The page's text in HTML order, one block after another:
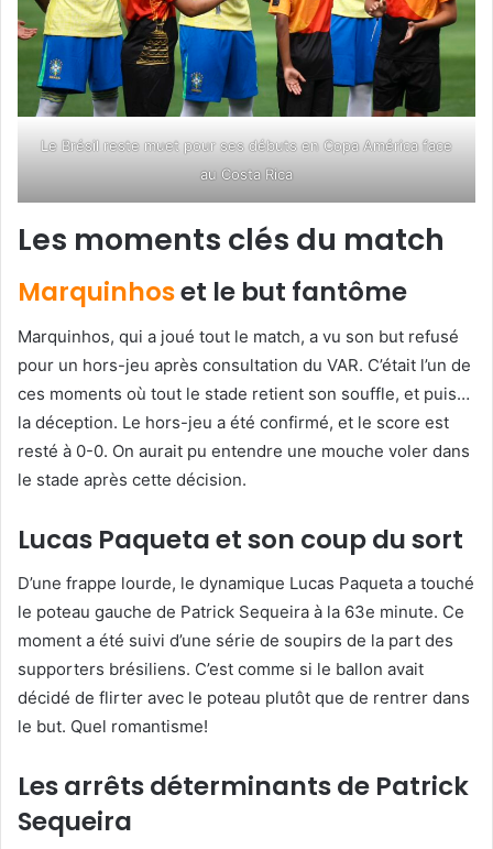
Le Brésil reste muet pour ses débuts en Copa América face
au Costa Rica
Les moments clés du match
Marquinhoset le but fantôme
Marquinhos, qui a joué tout le match, a vu son but refusé
pour un hors-jeu après consultation du VAR. C’était l’un de
ces moments où tout le stade retient son souffle, et puis…
la déception. Le hors-jeu a été confirmé, et le score est
resté à 0-0. On aurait pu entendre une mouche voler dans
le stade après cette décision.
Lucas Paqueta et son coup du sort
D’une frappe lourde, le dynamique Lucas Paqueta a touché
le poteau gauche de Patrick Sequeira à la 63e minute. Ce
moment a été suivi d’une série de soupirs de la part des
supporters brésiliens. C’est comme si le ballon avait
décidé de flirter avec le poteau plutôt que de rentrer dans
le but. Quel romantisme!
Les arrêts déterminants de Patrick
Sequeira